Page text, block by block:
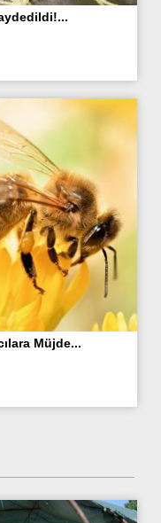
Müjde...